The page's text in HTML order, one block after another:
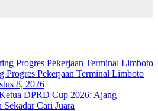
Pekerjaan Terminal Limboto
8, 2026
DPRD Cup 2026: Ajang
Cari Juara